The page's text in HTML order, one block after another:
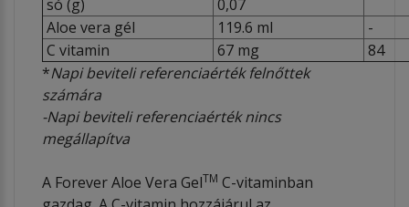
só (g)
0,07
Aloe vera gél
119.6 ml
-
C vitamin
67 mg
84
*Napi beviteli referenciaérték felnőttek
számára
-Napi beviteli referenciaérték nincs
megállapítva
A Forever Aloe Vera GelTM C-vitaminban